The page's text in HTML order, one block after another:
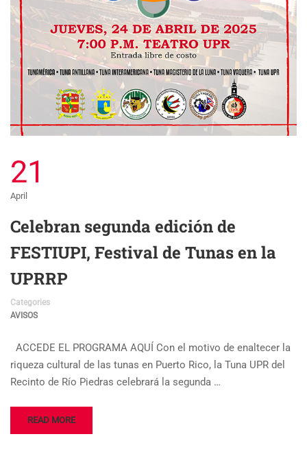
21
April
Celebran segunda edición de
FESTIUPI, Festival de Tunas en la
UPRRP
Categories
AVISOS
ACCEDE EL PROGRAMA AQUÍ Con el motivo de enaltecer la
riqueza cultural de las tunas en Puerto Rico, la Tuna UPR del
Recinto de Río Piedras celebrará la segunda …
READ MORE